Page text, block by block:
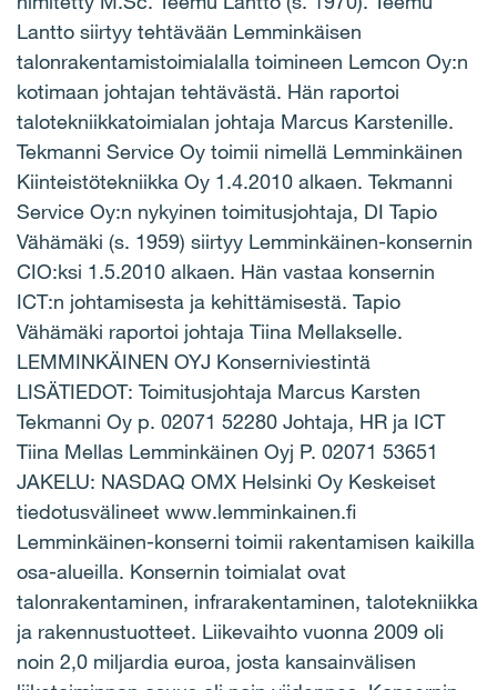
Lantto siirtyy tehtävään Lemminkäisen
talonrakentamistoimialalla toimineen Lemcon Oy:n
kotimaan johtajan tehtävästä. Hän raportoi
talotekniikkatoimialan johtaja Marcus Karstenille.
Tekmanni Service Oy toimii nimellä Lemminkäinen
Kiinteistötekniikka Oy 1.4.2010 alkaen. Tekmanni
Service Oy:n nykyinen toimitusjohtaja, DI Tapio
Vähämäki (s. 1959) siirtyy Lemminkäinen-konsernin
CIO:ksi 1.5.2010 alkaen. Hän vastaa konsernin
ICT:n johtamisesta ja kehittämisestä. Tapio
Vähämäki raportoi johtaja Tiina Mellakselle.
LEMMINKÄINEN OYJ Konserniviestintä
LISÄTIEDOT: Toimitusjohtaja Marcus Karsten
Tekmanni Oy p. 02071 52280 Johtaja, HR ja ICT
Tiina Mellas Lemminkäinen Oyj P. 02071 53651
JAKELU: NASDAQ OMX Helsinki Oy Keskeiset
tiedotusvälineet www.lemminkainen.fi
Lemminkäinen-konserni toimii rakentamisen kaikilla
osa-alueilla. Konsernin toimialat ovat
talonrakentaminen, infrarakentaminen, talotekniikka
ja rakennustuotteet. Liikevaihto vuonna 2009 oli
noin 2,0 miljardia euroa, josta kansainvälisen